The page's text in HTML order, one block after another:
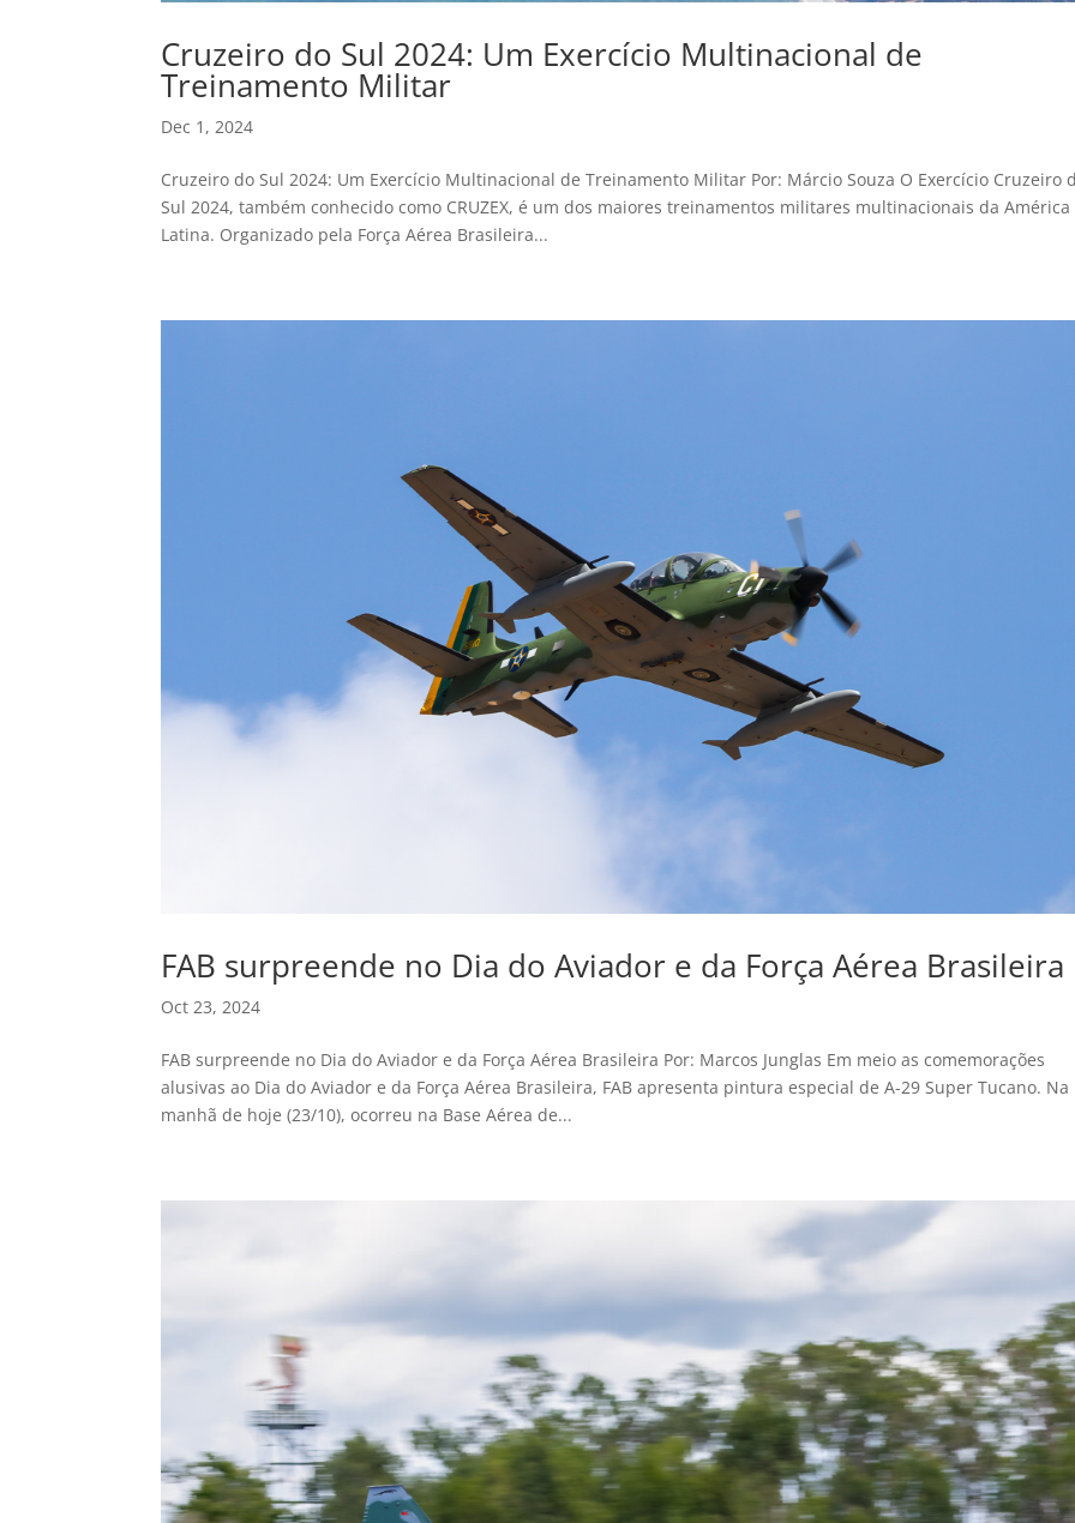
Cruzeiro do Sul 2024: Um Exercício Multinacional de
Treinamento Militar
Dec 1, 2024
Cruzeiro do Sul 2024: Um Exercício Multinacional de Treinamento Militar Por: Márcio Souza O Exercício Cruzeiro
Sul 2024, também conhecido como CRUZEX, é um dos maiores treinamentos militares multinacionais da América
Latina. Organizado pela Força Aérea Brasileira...
FAB surpreende no Dia do Aviador e da Força Aérea Brasileira
Oct 23, 2024
FAB surpreende no Dia do Aviador e da Força Aérea Brasileira Por: Marcos Junglas Em meio as comemorações
alusivas ao Dia do Aviador e da Força Aérea Brasileira, FAB apresenta pintura especial de A-29 Super Tucano. Na
manhã de hoje (23/10), ocorreu na Base Aérea de...